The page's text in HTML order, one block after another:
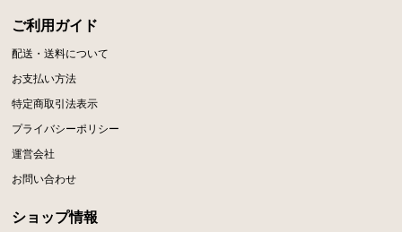
ご利用ガイド
配送・送料について
お支払い方法
特定商取引法表示
プライバシーポリシー
運営会社
お問い合わせ
ショップ情報